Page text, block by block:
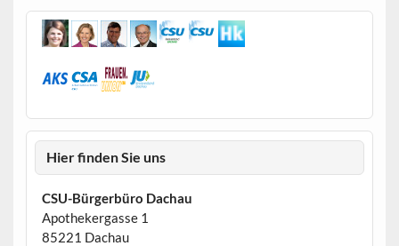
Hier finden Sie uns
CSU-Bürgerbüro Dachau
Apothekergasse 1
85221 Dachau